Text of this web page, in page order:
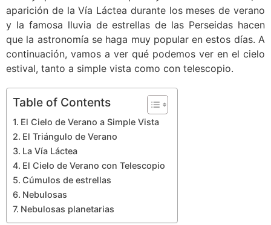
aparición de la Vía Láctea durante los meses de verano
y la famosa lluvia de estrellas de las Perseidas hacen
que la astronomía se haga muy popular en estos días. A
continuación, vamos a ver qué podemos ver en el cielo
estival, tanto a simple vista como con telescopio.
Table of Contents
El Cielo de Verano a Simple Vista
El Triángulo de Verano
La Vía Láctea
El Cielo de Verano con Telescopio
Cúmulos de estrellas
Nebulosas
Nebulosas planetarias